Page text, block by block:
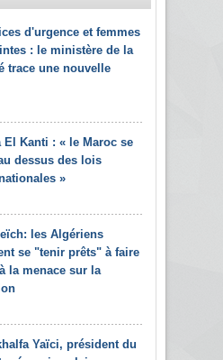
d'urgence et femmes
: le ministère de la
trace une nouvelle
El Kanti : « le Maroc se
dessus des lois
»
les Algériens
se "tenir prêts" à faire
la menace sur la
Yaïci, président du